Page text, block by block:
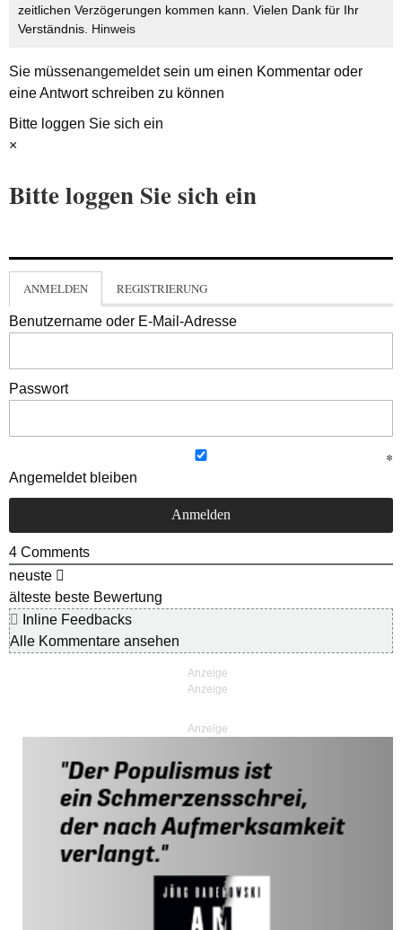
zeitlichen Verzögerungen kommen kann. Vielen Dank für Ihr
Verständnis. Hinweis
Sie müssenangemeldetsein um einen Kommentar oder
eine Antwort schreiben zu können
Bitte loggen Sie sich ein
×
Bitte loggen Sie sich ein
ANMELDEN REGISTRIERUNG
Benutzername oder E-Mail-Adresse
Passwort
Angemeldet bleiben
4 Comments
neuste
älteste beste Bewertung
Inline Feedbacks
Alle Kommentare ansehen
Anzeige